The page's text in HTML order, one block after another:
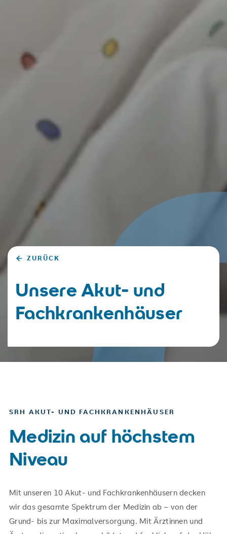
ZURÜCK
Unsere Akut- und
Fachkrankenhäuser
SRH AKUT- UND FACHKRANKENHÄUSER
Medizin auf höchstem
Niveau
Mit unseren 10 Akut- und Fachkrankenhäusern decken
wir das gesamte Spektrum der Medizin ab – von der
Grund- bis zur Maximalversorgung. Mit Ärztinnen und